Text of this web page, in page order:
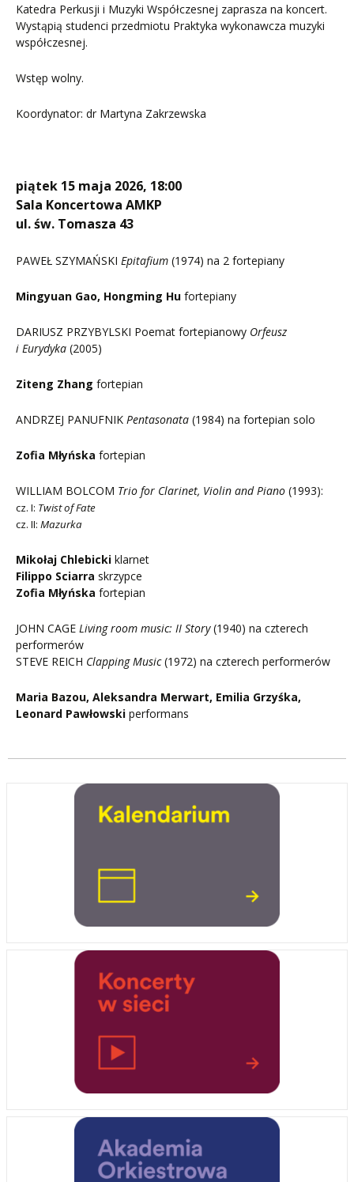
Katedra Perkusji i Muzyki Współczesnej zaprasza na koncert.
Wystąpią studenci przedmiotu Praktyka wykonawcza muzyki
współczesnej.
Wstęp wolny.
Koordynator: dr Martyna Zakrzewska
piątek 15 maja 2026, 18:00
Sala Koncertowa AMKP
ul. św. Tomasza 43
PAWEŁ SZYMAŃSKI Epitafium (1974) na 2 fortepiany
Mingyuan Gao, Hongming Hu fortepiany
DARIUSZ PRZYBYLSKI Poemat fortepianowy Orfeusz
i Eurydyka (2005)
Ziteng Zhang fortepian
ANDRZEJ PANUFNIK Pentasonata (1984) na fortepian solo
Zofia Młyńska fortepian
WILLIAM BOLCOM Trio for Clarinet, Violin and Piano (1993):
cz. I: Twist of Fate
cz. II: Mazurka
Mikołaj Chlebicki klarnet
Filippo Sciarra skrzypce
Zofia Młyńska fortepian
JOHN CAGE Living room music: II Story(1940) na czterech
performerów
STEVE REICH Clapping Music(1972) na czterech performerów
Maria Bazou, Aleksandra Merwart, Emilia Grzyśka,
Leonard Pawłowski performans